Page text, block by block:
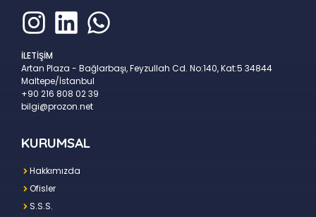
İLETİŞİM
Artan Plaza - Bağlarbaşı, Feyzullah Cd. No:140, Kat:5 34844
Maltepe/İstanbul
+90 216 808 02 39
bilgi@prozon.net
KURUMSAL
Hakkımızda
Ofisler
S.S.S.